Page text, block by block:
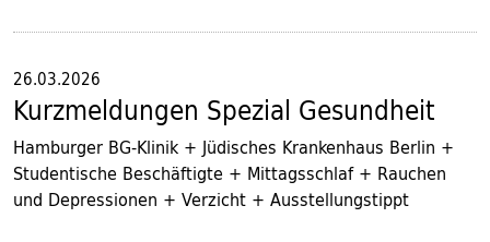
26.03.2026
Kurzmeldungen Spezial Gesundheit
Hamburger BG-Klinik + Jüdisches Krankenhaus Berlin +
Studentische Beschäftigte + Mittagsschlaf + Rauchen
und Depressionen + Verzicht + Ausstellungstippt